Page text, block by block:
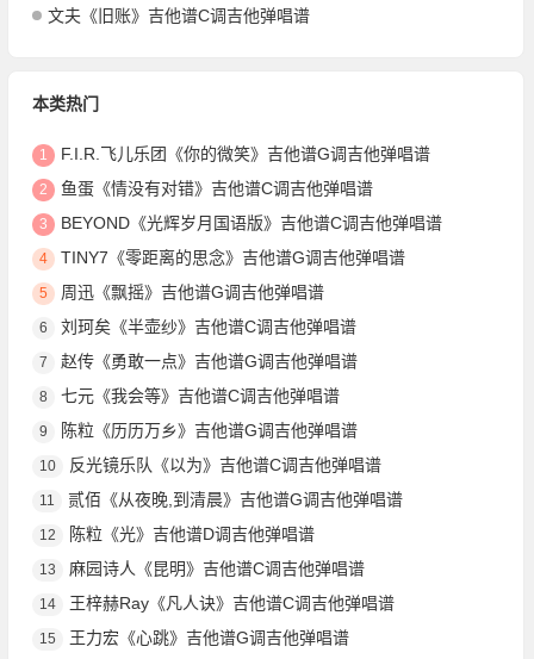
文夫《旧账》吉他谱C调吉他弹唱谱
本类热门
1 F.I.R.飞儿乐团《你的微笑》吉他谱G调吉他弹唱谱
2 鱼蛋《情没有对错》吉他谱C调吉他弹唱谱
3 BEYOND《光辉岁月国语版》吉他谱C调吉他弹唱谱
4 TINY7《零距离的思念》吉他谱G调吉他弹唱谱
5 周迅《飘摇》吉他谱G调吉他弹唱谱
6 刘珂矣《半壶纱》吉他谱C调吉他弹唱谱
7 赵传《勇敢一点》吉他谱G调吉他弹唱谱
8 七元《我会等》吉他谱C调吉他弹唱谱
9 陈粒《历历万乡》吉他谱G调吉他弹唱谱
10 反光镜乐队《以为》吉他谱C调吉他弹唱谱
11 贰佰《从夜晚,到清晨》吉他谱G调吉他弹唱谱
12 陈粒《光》吉他谱D调吉他弹唱谱
13 麻园诗人《昆明》吉他谱C调吉他弹唱谱
14 王梓赫Ray《凡人诀》吉他谱C调吉他弹唱谱
15 王力宏《心跳》吉他谱G调吉他弹唱谱